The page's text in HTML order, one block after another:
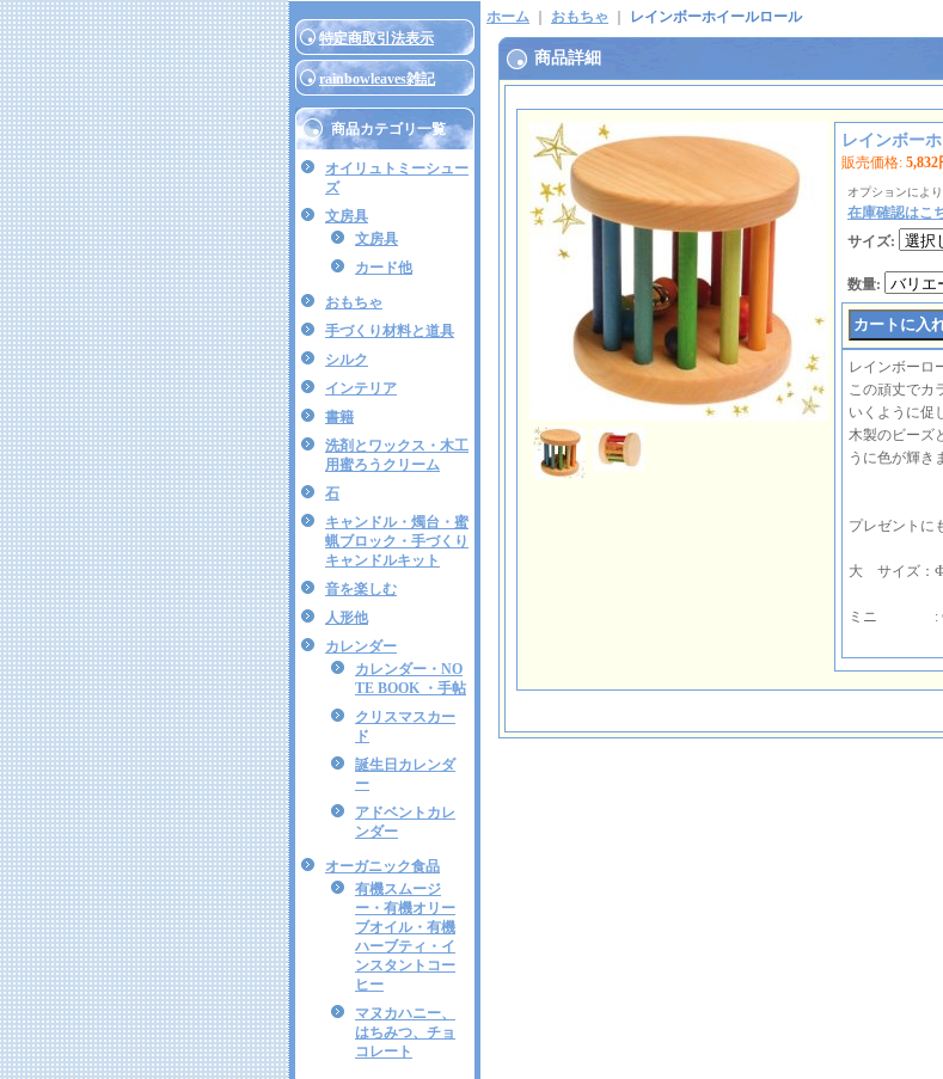
特定商取引法表示
rainbowleaves雑記
商品カテゴリ一覧
オイリュトミーシュー
ズ
文房具
文房具
カード他
おもちゃ
手づくり材料と道具
シルク
インテリア
書籍
洗剤とワックス・木工
用蜜ろうクリーム
石
キャンドル・燭台・蜜
蝋ブロック・手づくり
キャンドルキット
音を楽しむ
人形他
カレンダー
カレンダー・NO
TE BOOK ・手帖
クリスマスカー
ド
誕生日カレンダ
ー
アドベントカレ
ンダー
オーガニック食品
有機スムージ
ー・有機オリー
ブオイル・有機
ハーブティ・イ
ンスタントコー
ヒー
マヌカハニー、
はちみつ、チョ
コレート
ホーム おもちゃ レインボーホイールロール
商品詳細
レインボー
販売価格: 5,832
オプションによ
在庫確認はこ
サイズ:
数量:
レインボーロ
この頑丈でカ
いくように促
木製のビーズ
うに色が輝き
プレゼントに
大 サイズ：
ミニ : Ф